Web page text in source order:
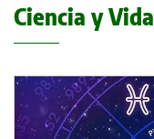
Ciencia y Vida